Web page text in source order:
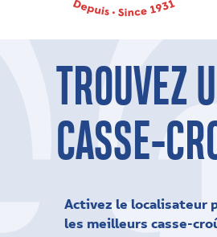
TROUVEZ
CASSE-
Activez le localisateur
les meilleurs casse-